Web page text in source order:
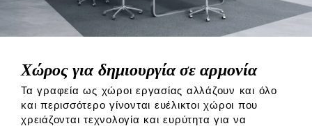
Χώρος για δημιουργία σε αρμονία
Τα γραφεία ως χώροι εργασίας αλλάζουν και όλο
και περισσότερο γίνονται ευέλικτοι χώροι που
χρειάζονται τεχνολογία και ευρύτητα για να